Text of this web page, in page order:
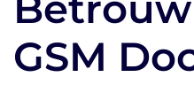
GSM